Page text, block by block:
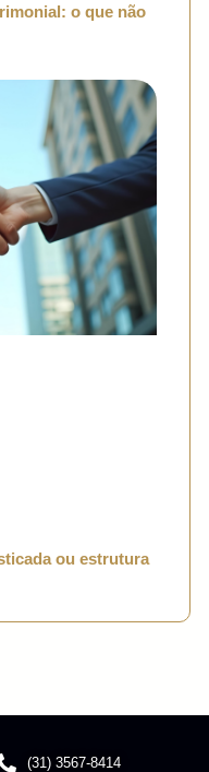
o que não
ou estrutura
(31) 3567-8414